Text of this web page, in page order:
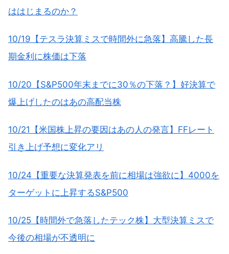
ははじまるのか？
10/19【テスラ決算ミスで時間外に急落】高騰した長
期金利に株価は下落
10/20【S&P500年末までに30％の下落？】好決算で
爆上げしたのはあの高配当株
10/21【米国株上昇の要因はあの人の発言】FFレート
引き上げ予想に変化アリ
10/24【重要な決算発表を前に相場は強欲に】4000を
ターゲットに上昇するS&P500
10/25【時間外で急落したテック株】大型決算ミスで
今後の相場が不透明に